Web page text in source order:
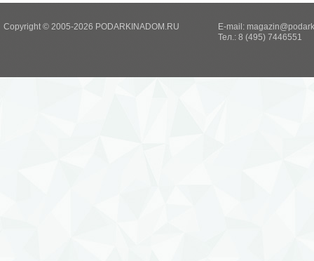
Copyright © 2005-2026 PODARKINADOM.RU E-mail:
Тел.: 8 (495) 7446551